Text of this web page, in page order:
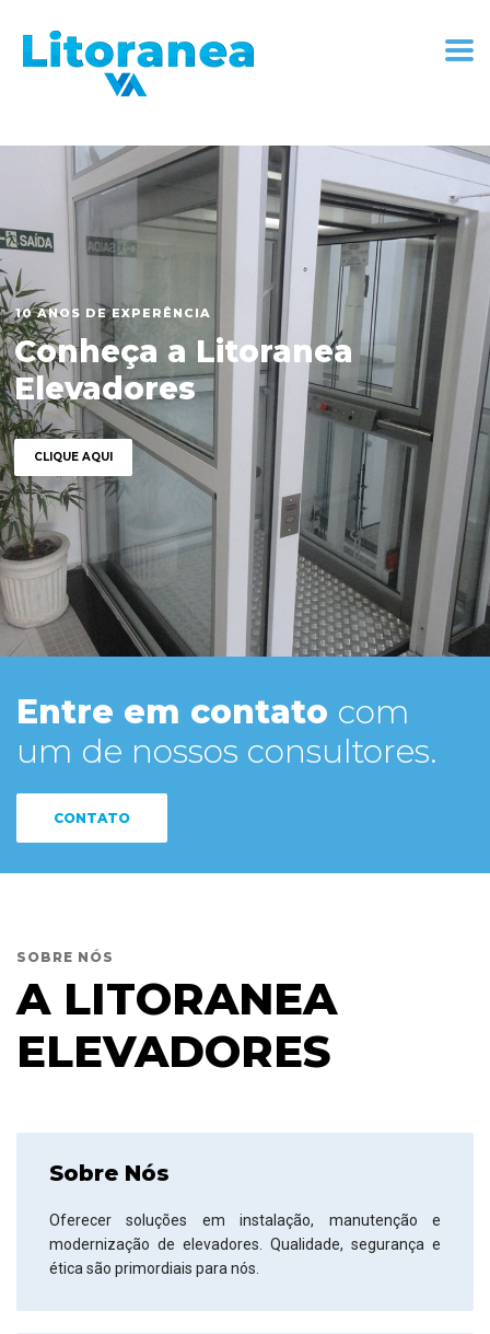
Entre em contato com
um de nossos consultores.
CONTATO
SOBRE NÓS
A LITORANEA
ELEVADORES
Sobre Nós
Oferecer soluções em instalação, manutenção e
modernização de elevadores. Qualidade, segurança e
ética são primordiais para nós.